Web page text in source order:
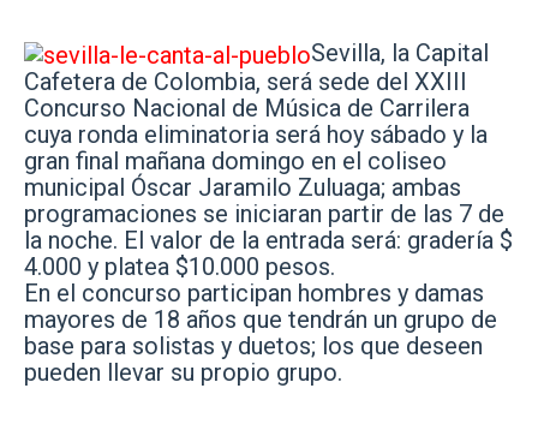
Sevilla, la Capital
Cafetera de Colombia, será sede del XXIII
Concurso Nacional de Música de Carrilera
cuya ronda eliminatoria será hoy sábado y la
gran final mañana domingo en el coliseo
municipal Óscar Jaramilo Zuluaga; ambas
programaciones se iniciaran partir de las 7 de
la noche. El valor de la entrada será: gradería $
4.000 y platea $10.000 pesos.
En el concurso participan hombres y damas
mayores de 18 años que tendrán un grupo de
base para solistas y duetos; los que deseen
pueden llevar su propio grupo.